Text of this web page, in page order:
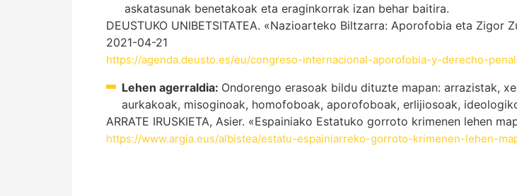
askatasunak benetakoak eta eraginkorrak izan behar baitira.
DEUSTUKO UNIBETSITATEA. «Nazioarteko Biltzarra: Aporofobia eta
2021-04-21
https://agenda.deusto.es/eu/congreso-internacional-aporofobia-y-derecho-
Lehen agerraldia: Ondorengo erasoak bildu dituzte mapan: arrazistak,
aurkakoak, misoginoak, homofoboak, aporofoboak, erlijiosoak,
ARRATE IRUSKIETA, Asier. «Espainiako Estatuko gorroto krimenen lehen
https://www.argia.eus/albistea/estatu-espainiarreko-gorroto-krimenen-lehen-